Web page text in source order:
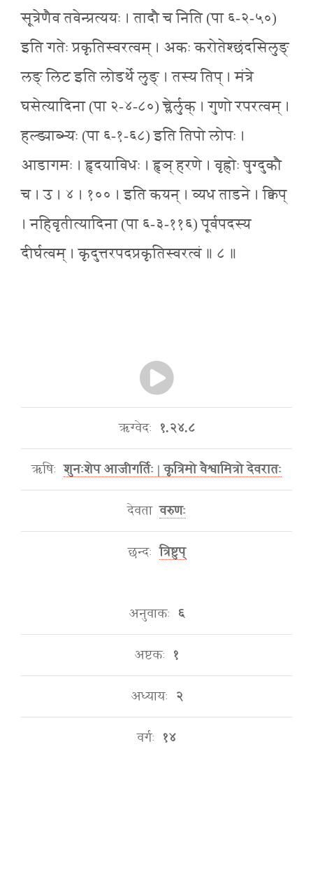
सूत्रेणैव तवेन्प्रत्ययः । तादौ च निति (पा ६-२-५०)
इति गतेः प्रकृतिस्वरत्वम् । अकः करोतेश्छंदसिलुङ्
लङ् लिट इति लोडर्थे लुङ् । तस्य तिप् । मंत्रे
घसेत्यादिना (पा २-४-८०) च्लेर्लुक् । गुणो रपरत्वम् ।
हल्ङ्याब्भ्यः (पा ६-१-६८) इति तिपो लोपः ।
आडागमः । हृदयाविधः । हृञ् हरणे । वृह्रोः षुग्दुकौ
च । उ । ४ । १०० । इति कयन् । व्यध ताडने । क्विप्
। नहिवृतीत्यादिना (पा ६-३-११६) पूर्वपदस्य
दीर्घत्वम् । कृदुत्तरपदप्रकृतिस्वरत्वं ॥ ८ ॥
ऋग्वेदः १.२४.८
ऋषिः शुनःशेप आजीगर्तिः | कृत्रिमो वैश्वामित्रो देवरातः
देवता वरुणः
छन्दः त्रिष्टुप्
अनुवाकः ६
अष्टकः १
अध्यायः २
वर्गः १४